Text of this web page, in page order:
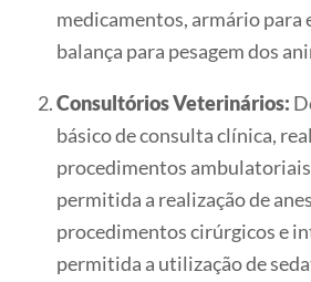
medicamentos, armário para
balança para pesagem dos
Consultórios Veterinários:
básico de consulta clínica,
procedimentos ambulatoriais
permitida a realização de
procedimentos cirúrgicos e
permitida a utilização de